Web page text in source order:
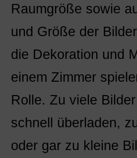
Raumgröße sowie
und Größe der
die Dekoration und
einem Zimmer
Rolle. Zu viele
schnell überladen,
oder gar zu kleine